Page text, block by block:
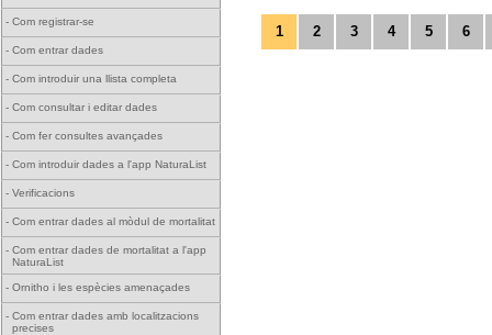
- Com registrar-se
- Com entrar dades
- Com introduir una llista completa
- Com consultar i editar dades
- Com fer consultes avançades
- Com introduir dades a l'app NaturaList
- Verificacions
- Com entrar dades al mòdul de mortalitat
- Com entrar dades de mortalitat a l'app
NaturaList
- Ornitho i les espècies amenaçades
- Com entrar dades amb localitzacions
precises
1 2 3 4 5 6